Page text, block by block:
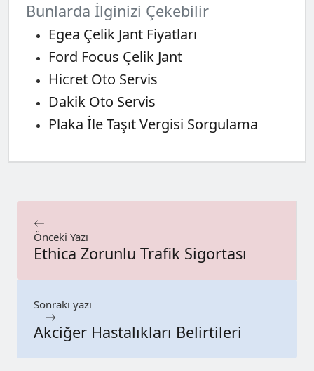
Bunlarda İlginizi Çekebilir
Egea Çelik Jant Fiyatları
Ford Focus Çelik Jant
Hicret Oto Servis
Dakik Oto Servis
Plaka İle Taşıt Vergisi Sorgulama
Önceki Yazı
Ethica Zorunlu Trafik Sigortası
Sonraki yazı
Akciğer Hastalıkları Belirtileri